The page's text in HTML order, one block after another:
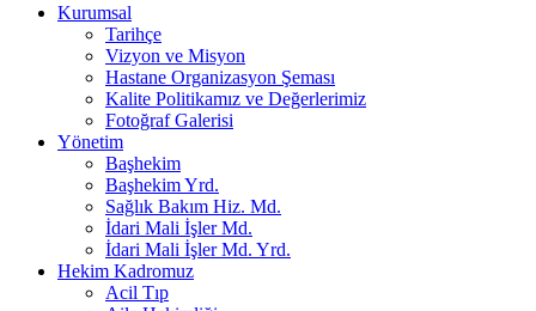
Kurumsal
Tarihçe
Vizyon ve Misyon
Hastane Organizasyon Şeması
Kalite Politikamız ve Değerlerimiz
Fotoğraf Galerisi
Yönetim
Başhekim
Başhekim Yrd.
Sağlık Bakım Hiz. Md.
İdari Mali İşler Md.
İdari Mali İşler Md. Yrd.
Hekim Kadromuz
Acil Tıp